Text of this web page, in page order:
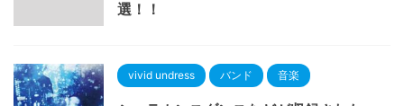
選！！
vivid undress バンド 音楽